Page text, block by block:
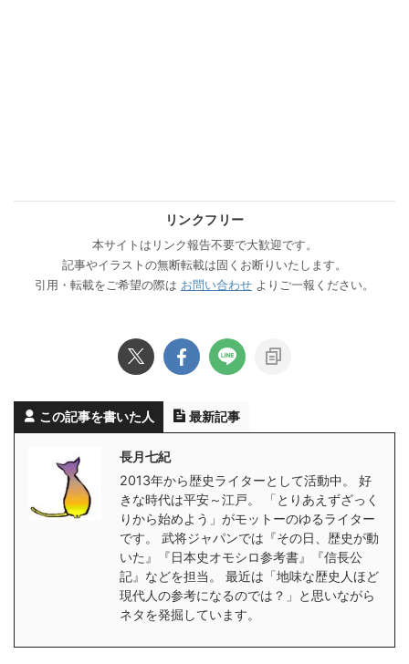
リンクフリー
本サイトはリンク報告不要で大歓迎です。
記事やイラストの無断転載は固くお断りいたします。
引用・転載をご希望の際は お問い合わせ よりご一報ください。
この記事を書いた人 最新記事
長月七紀
2013年から歴史ライターとして活動中。 好
きな時代は平安～江戸。 「とりあえずざっく
りから始めよう」がモットーのゆるライター
です。 武将ジャパンでは『その日、歴史が動
いた』『日本史オモシロ参考書』『信長公
記』などを担当。 最近は「地味な歴史人ほど
現代人の参考になるのでは？」と思いながら
ネタを発掘しています。